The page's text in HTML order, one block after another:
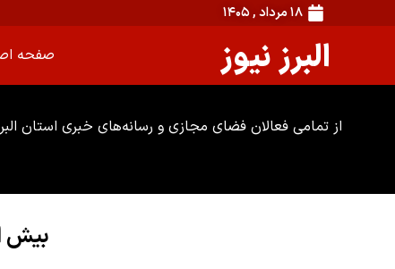
۱۸ مرداد , ۱۴۰۵
البرز نیوز صفحه
از تمامی فعالان فضای مجازی و رسانه‌های خبری استان
بیش